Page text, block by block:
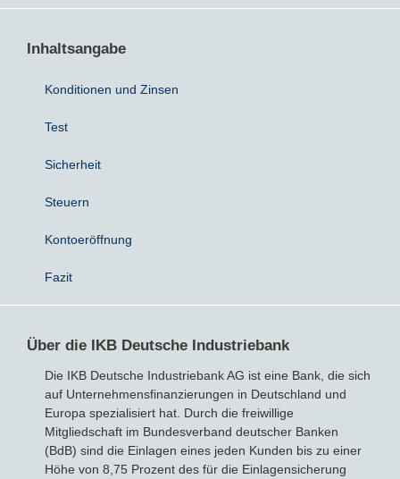
Inhaltsangabe
Konditionen und Zinsen
Test
Sicherheit
Steuern
Kontoeröffnung
Fazit
Über die IKB Deutsche Industriebank
Die IKB Deutsche Industriebank AG ist eine Bank, die sich
auf Unternehmensfinanzierungen in Deutschland und
Europa spezialisiert hat. Durch die freiwillige
Mitgliedschaft im Bundesverband deutscher Banken
(BdB) sind die Einlagen eines jeden Kunden bis zu einer
Höhe von 8,75 Prozent des für die Einlagensicherung